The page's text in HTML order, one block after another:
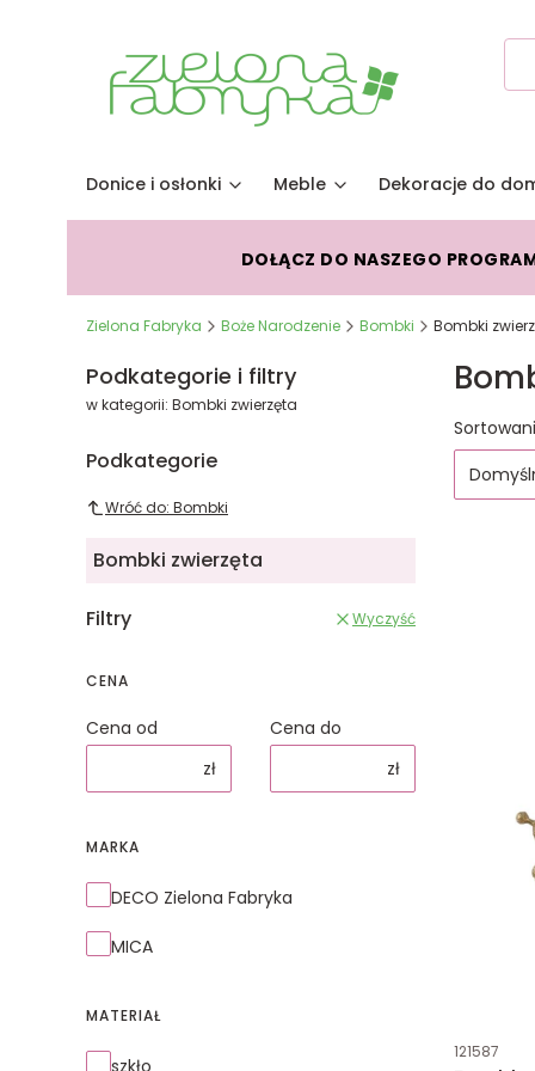
Donice i osłonki Meble Dekoracje do
DOŁĄCZ DO NASZEGO
Zielona Fabryka Boże Narodzenie Bombki Bombki
Podkategorie i filtry
w kategorii: Bombki zwierzęta
Podkategorie
Wróć do: Bombki
Bombki zwierzęta
Filtry Wyczyść
CENA
Cena od
zł
Cena do
zł
MARKA
Marka
DECO Zielona Fabryka
MICA
MATERIAŁ
Materiał
szkło
Lista
Kod
121587